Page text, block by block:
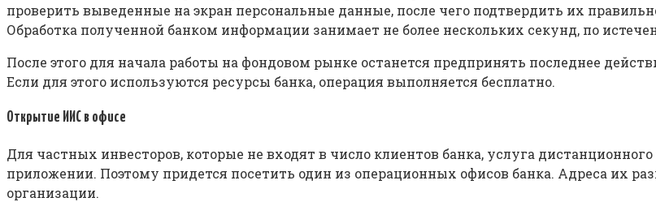
проверить выведенные на экран персональные данные, после чего подтвердить их
Обработка полученной банком информации занимает не более нескольких секунд, по
После этого для начала работы на фондовом рынке останется предпринять последнее
Если для этого используются ресурсы банка, операция выполняется бесплатно.
Открытие ИИС в офисе
Для частных инвесторов, которые не входят в число клиентов банка, услуга
приложении. Поэтому придется посетить один из операционных офисов банка. Адреса их
организации.